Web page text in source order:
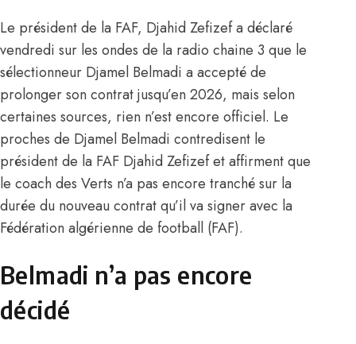
Le président de la FAF, Djahid Zefizef a déclaré
vendredi sur les ondes de la radio chaine 3 que le
sélectionneur Djamel Belmadi a accepté de
prolonger son contrat jusqu’en 2026, mais selon
certaines sources, rien n’est encore officiel. Le
proches de Djamel Belmadi contredisent le
président de la FAF Djahid Zefizef et affirment que
le coach des Verts n’a pas encore tranché sur la
durée du nouveau contrat qu’il va signer avec la
Fédération algérienne de football (FAF).
Belmadi n’a pas encore
décidé